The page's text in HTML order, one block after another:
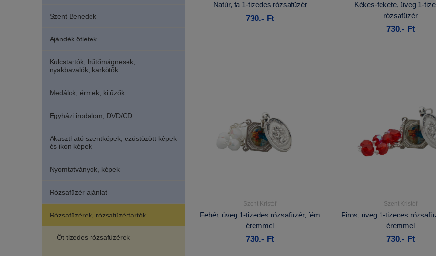
Kosárba
Natúr, fa 1-tizedes rózsafüzér
730.- Ft Kosárba
Kékes-fekete, üveg 1-
rózsafüzér
730.- Ft
Kosárba
Szent Kristóf
Fehér, üveg 1-tizedes rózsafüzér, fém
éremmel
730.- Ft
Kosárba
Szent Kristóf
Piros, üveg 1-tizedes
éremmel
730.- Ft
Szent Benedek
Ajándék ötletek
Kulcstartók, hűtőmágnesek,
nyakbavalók, karkötők
Medálok, érmek, kitűzők
Egyházi irodalom, DVD/CD
Akasztható szentképek, ezüstözött képek
és ikon képek
Nyomtatványok, képek
Rózsafüzér ajánlat
Rózsafüzérek, rózsafüzértartók
Öt tizedes rózsafüzérek